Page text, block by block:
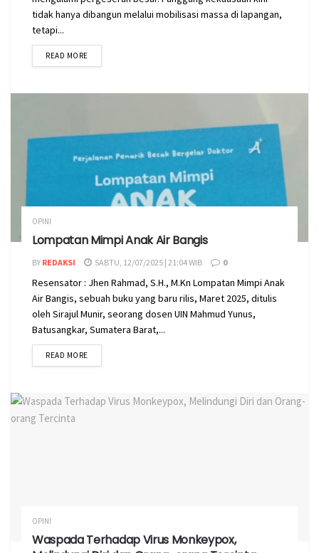
tidak hanya dibangun melalui mobilisasi massa di lapangan,
tetapi...
READ MORE
OPINI
Lompatan Mimpi Anak Air Bangis
BY REDAKSI SABTU, 12/07/2025 | 21:04 WIB 0
Resensator : Jhen Rahmad, S.H., M.Kn Lompatan Mimpi Anak
Air Bangis, sebuah buku yang baru rilis, Maret 2025, ditulis
oleh Sirajul Munir, seorang dosen UIN Mahmud Yunus,
Batusangkar, Sumatera Barat,...
READ MORE
OPINI
Waspada Terhadap Virus Monkeypox,